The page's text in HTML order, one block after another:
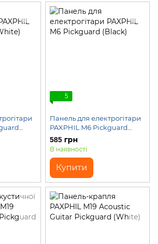
5
Панель для електрогітари
PAXPHIL M6 Pickguard
(Black)
585 грн
В наявності
Купити